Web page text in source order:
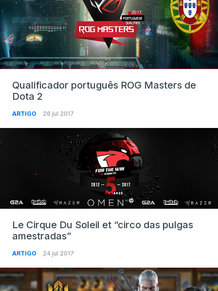
Qualificador português ROG Masters de
Dota 2
ARTIGO 26 jul 2017
Le Cirque Du Soleil et “circo das pulgas
amestradas”
ARTIGO 24 jul 2017